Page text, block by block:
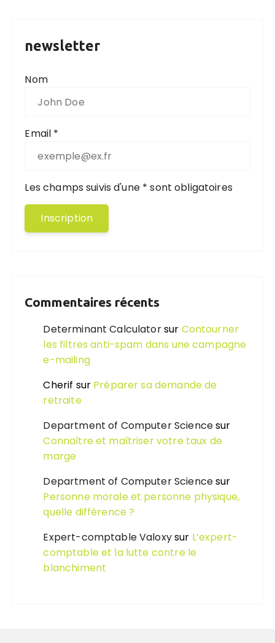
newsletter
Nom
Email *
Les champs suivis d'une * sont obligatoires
Commentaires récents
Determinant Calculatorsur Contourner
les filtres anti-spam dans une campagne
e-mailing
Cherif sur Préparer sa demande de
retraite
Department of Computer Sciencesur
Connaître et maîtriser votre taux de
marge
Department of Computer Sciencesur
Personne morale et personne physique,
quelle différence ?
Expert-comptable Valoxysur L’expert-
comptable et la lutte contre le
blanchiment